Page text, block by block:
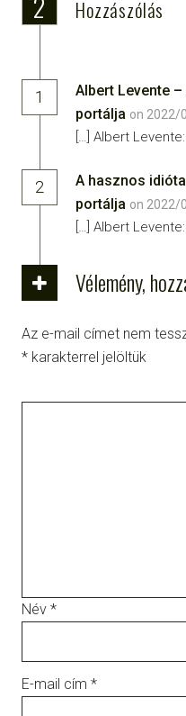
Hozzászólás
1
Albert Levente
portálja on 2022/
[…] Albert
2
A hasznos
portálja on 2022/
[…] Albert
Vélemény,
Az e-mail címet nem
* karakterrel jelöltük
Név *
E-mail cím *